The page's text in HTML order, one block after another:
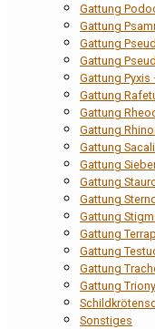
Gattung
Gattung
Gattung
Gattung
Gattung
Gattung
Gattung
Gattung
Gattung
Gattung
Gattung
Gattung
Gattung
Gattung
Gattung
Gattung
Gattung
Sonstiges